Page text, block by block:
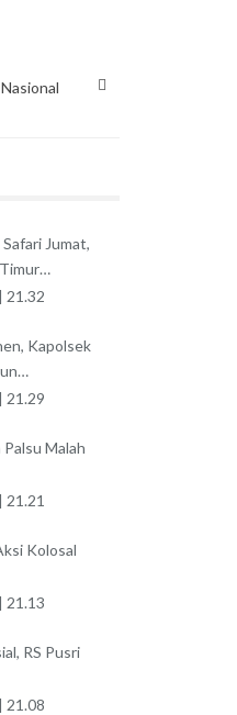
Nasional
Jumat,
21.32
Kapolsek
21.29
Malah
21.21
Kolosal
21.13
RS Pusri
21.08